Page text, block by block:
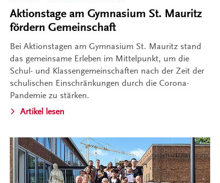
Aktionstage am Gymnasium St. Mauritz
fördern Gemeinschaft
Bei Aktionstagen am Gymnasium St. Mauritz stand
das gemeinsame Erleben im Mittelpunkt, um die
Schul- und Klassengemeinschaften nach der Zeit der
schulischen Einschränkungen durch die Corona-
Pandemie zu stärken.
Artikel lesen